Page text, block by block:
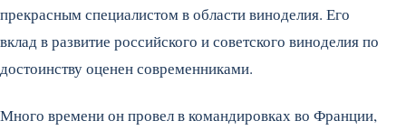
прекрасным специалистом в области виноделия. Его
вклад в развитие российского и советского виноделия по
достоинству оценен современниками.
Много времени он провел в командировках во Франции,